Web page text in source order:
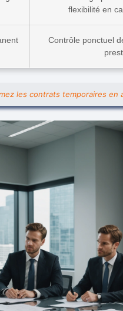
flexibilité en
Contrôle ponctuel
les contrats temporaires en